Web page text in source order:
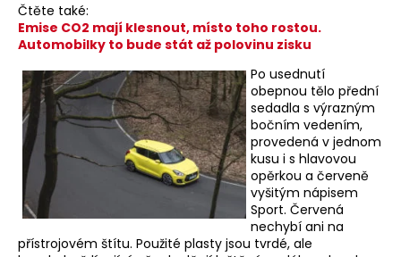
Čtěte také:
Emise CO2 mají klesnout, místo toho rostou.
Automobilky to bude stát až polovinu zisku
Po usednutí
obepnou tělo přední
sedadla s výrazným
bočním vedením,
provedená v jednom
kusu i s hlavovou
opěrkou a červeně
vyšitým nápisem
Sport. Červená
nechybí ani na
přístrojovém štítu. Použité plasty jsou tvrdé, ale